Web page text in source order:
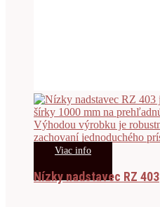
Viac info
Nízky nadstavec RZ 403